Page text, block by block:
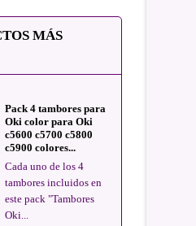
MÁS
Pack 4 tambores para
Oki color para Oki
c5600 c5700 c5800
c5900 colores...
Cada uno de los 4
tambores incluidos en
este pack "Tambores
Oki...